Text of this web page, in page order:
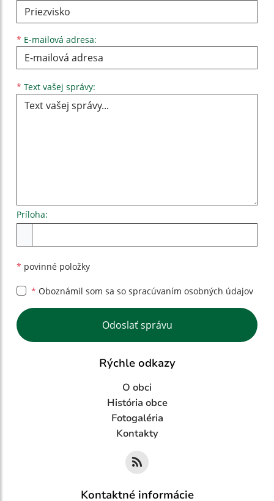
* E-mailová adresa:
* Text vašej správy:
Príloha:
* povinné položky
* Oboznámil som sa so spracúvaním osobných údajov
Google reCaptcha Response
Odoslať správu
Rýchle odkazy
O obci
História obce
Fotogaléria
Kontakty
Kontaktné informácie